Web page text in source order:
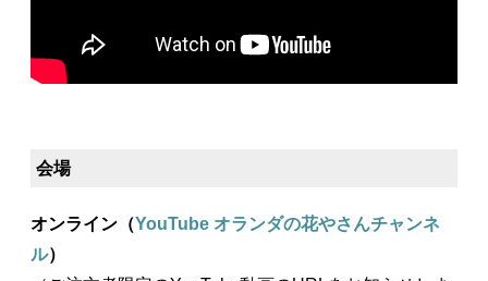
会場
オンライン（YouTube オランダの花やさんチャンネ
ル）